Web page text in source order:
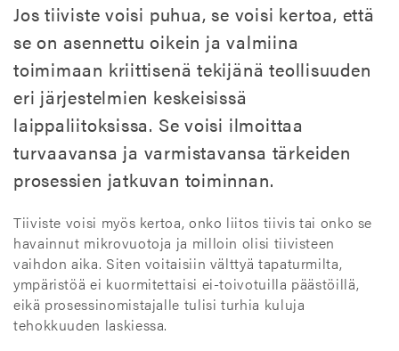
Jos tiiviste voisi puhua, se voisi kertoa, että
se on asennettu oikein ja valmiina
toimimaan kriittisenä tekijänä teollisuuden
eri järjestelmien keskeisissä
laippaliitoksissa. Se voisi ilmoittaa
turvaavansa ja varmistavansa tärkeiden
prosessien jatkuvan toiminnan.
Tiiviste voisi myös kertoa, onko liitos tiivis tai onko se
havainnut mikrovuotoja ja milloin olisi tiivisteen
vaihdon aika. Siten voitaisiin välttyä tapaturmilta,
ympäristöä ei kuormitettaisi ei-toivotuilla päästöillä,
eikä prosessinomistajalle tulisi turhia kuluja
tehokkuuden laskiessa.